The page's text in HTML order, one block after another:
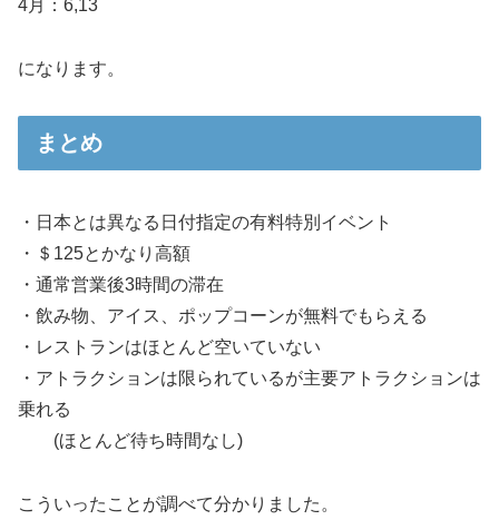
4月：6,13
になります。
まとめ
・日本とは異なる日付指定の有料特別イベント
・＄125とかなり高額
・通常営業後3時間の滞在
・飲み物、アイス、ポップコーンが無料でもらえる
・レストランはほとんど空いていない
・アトラクションは限られているが主要アトラクションは
乗れる
(ほとんど待ち時間なし)
こういったことが調べて分かりました。